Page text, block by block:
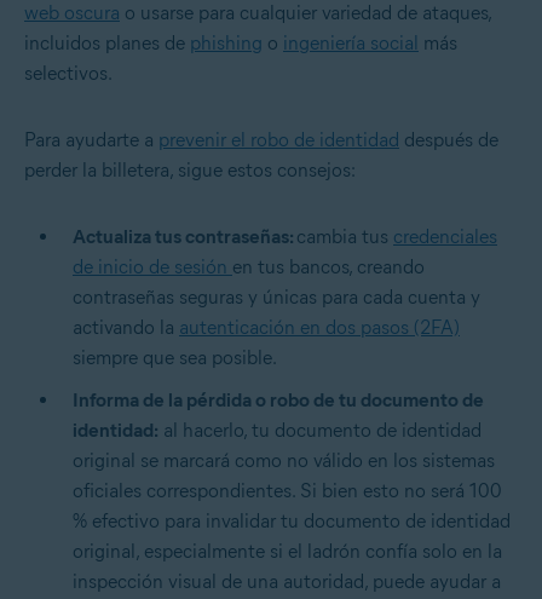
web oscura o usarse para cualquier variedad de ataques,
incluidos planes de phishing o ingeniería social más
selectivos.
Para ayudarte a prevenir el robo de identidad después de
perder la billetera, sigue estos consejos:
Actualiza tus contraseñas: cambia tus credenciales
de inicio de sesión en tus bancos, creando
contraseñas seguras y únicas para cada cuenta y
activando la autenticación en dos pasos (2FA)
siempre que sea posible.
Informa de la pérdida o robo de tu documento de
identidad: al hacerlo, tu documento de identidad
original se marcará como no válido en los sistemas
oficiales correspondientes. Si bien esto no será 100
% efectivo para invalidar tu documento de identidad
original, especialmente si el ladrón confía solo en la
inspección visual de una autoridad, puede ayudar a